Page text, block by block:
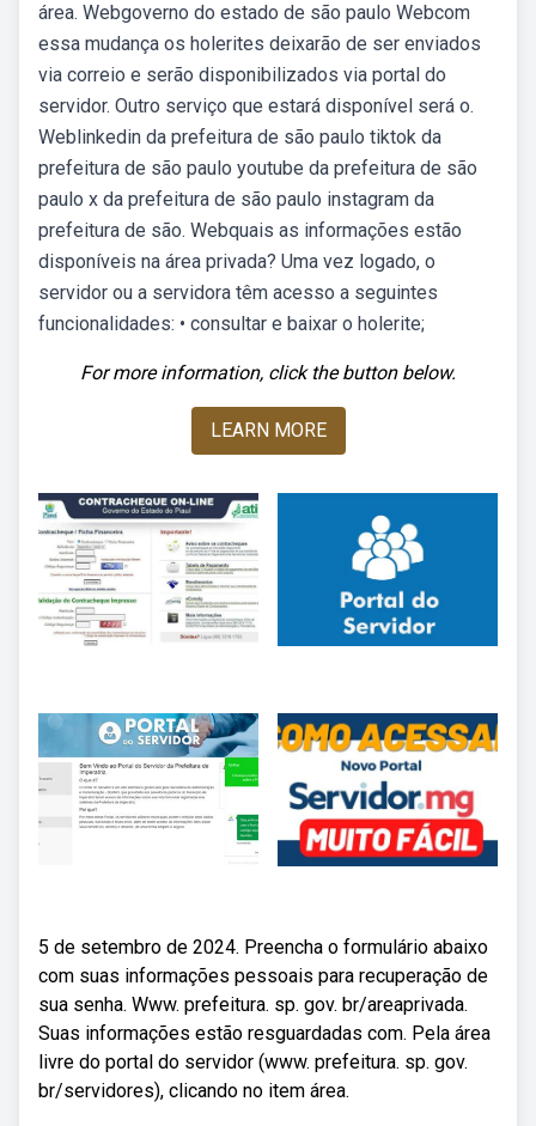
área. Webgoverno do estado de são paulo Webcom
essa mudança os holerites deixarão de ser enviados
via correio e serão disponibilizados via portal do
servidor. Outro serviço que estará disponível será o.
Weblinkedin da prefeitura de são paulo tiktok da
prefeitura de são paulo youtube da prefeitura de são
paulo x da prefeitura de são paulo instagram da
prefeitura de são. Webquais as informações estão
disponíveis na área privada? Uma vez logado, o
servidor ou a servidora têm acesso a seguintes
funcionalidades: • consultar e baixar o holerite;
For more information, click the button below.
LEARN MORE
5 de setembro de 2024. Preencha o formulário abaixo
com suas informações pessoais para recuperação de
sua senha. Www. prefeitura. sp. gov. br/areaprivada.
Suas informações estão resguardadas com. Pela área
livre do portal do servidor (www. prefeitura. sp. gov.
br/servidores), clicando no item área.